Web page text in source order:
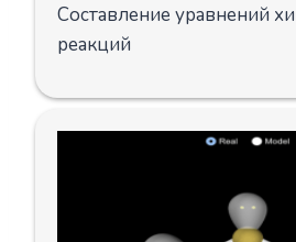
Составление уравнений
реакций